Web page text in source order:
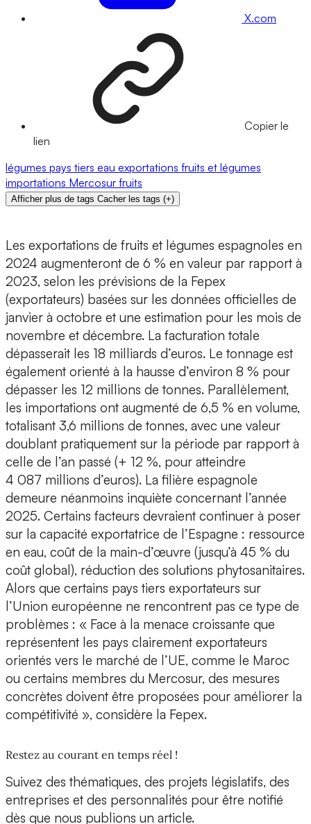
X.com
Copier le
lien
légumes pays tiers eau exportations fruits et légumes
importations Mercosur fruits
Afficher plus de tags Cacher les tags (+)
Les exportations de fruits et légumes espagnoles en
2024 augmenteront de 6 % en valeur par rapport à
2023, selon les prévisions de la Fepex
(exportateurs) basées sur les données officielles de
janvier à octobre et une estimation pour les mois de
novembre et décembre. La facturation totale
dépasserait les 18 milliards d’euros. Le tonnage est
également orienté à la hausse d’environ 8 % pour
dépasser les 12 millions de tonnes. Parallèlement,
les importations ont augmenté de 6,5 % en volume,
totalisant 3,6 millions de tonnes, avec une valeur
doublant pratiquement sur la période par rapport à
celle de l’an passé (+ 12 %, pour atteindre
4 087 millions d’euros). La filière espagnole
demeure néanmoins inquiète concernant l’année
2025. Certains facteurs devraient continuer à poser
sur la capacité exportatrice de l’Espagne : ressource
en eau, coût de la main-d’œuvre (jusqu’à 45 % du
coût global), réduction des solutions phytosanitaires.
Alors que certains pays tiers exportateurs sur
l’Union européenne ne rencontrent pas ce type de
problèmes : « Face à la menace croissante que
représentent les pays clairement exportateurs
orientés vers le marché de l’UE, comme le Maroc
ou certains membres du Mercosur, des mesures
concrètes doivent être proposées pour améliorer la
compétitivité », considère la Fepex.
Restez au courant en temps réel !
Suivez des thématiques, des projets législatifs, des
entreprises et des personnalités pour être notifié
dès que nous publions un article.